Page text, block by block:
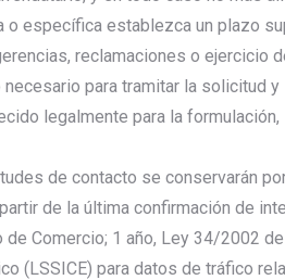
o específica establezca un plazo
reclamaciones o ejercicio
para tramitar la solicitud y
legalmente para la formulación,
de contacto se conservarán
de la última confirmación de
Comercio; 1 año, Ley 34/2002 de
(LSSICE) para datos de tráfico